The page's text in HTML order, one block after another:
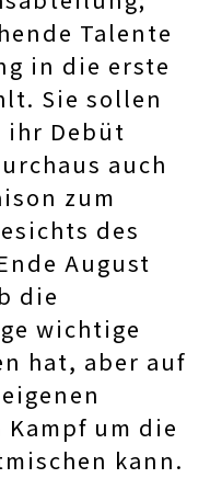
Talente
in die erste
Sie sollen
ihr Debüt
auch
zum
des
August
die
wichtige
hat, aber auf
um die
kann.